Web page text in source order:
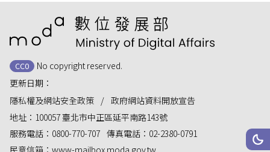
網站
深
CC0
No copyright reserved.
更新日期：
隱私權及網站安全政策
政府網站資料開放宣告
地址： 100057 臺北市中正區延平南路143號
服務電話： 0800-770-707 傳真電話： 02-2380-0791